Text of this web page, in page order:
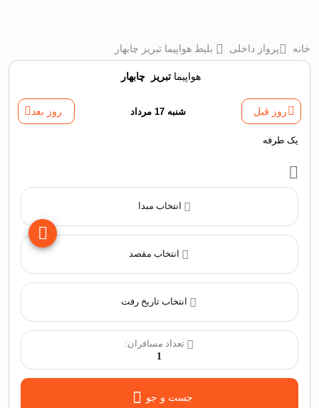
خانه پرواز داخلی بلیط هواپیما تبریز چابهار
هواپیما تبریز چابهار
روز قبل شنبه 17 مرداد روز بعد
یک طرفه
انتخاب مبدا
انتخاب مقصد
تعداد مسافران:
1
جست و جو